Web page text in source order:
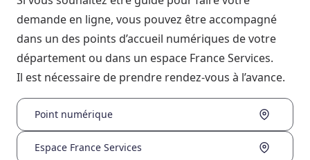
demande en ligne, vous pouvez être accompagné
dans un des points d’accueil numériques de votre
département ou dans un espace France Services.
Il est nécessaire de prendre rendez-vous à l’avance.
Point numérique
Espace France Services